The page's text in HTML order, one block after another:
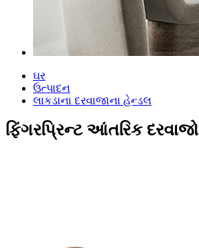
ઘર
ઉત્પાદન
લાકડાના દરવાજાના હેન્ડલ
ફિંગરપ્રિન્ટ આંતરિક દરવાજો